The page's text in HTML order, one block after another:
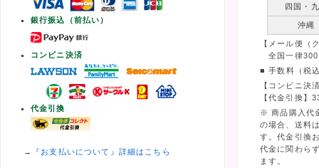
銀行振込（前払い）
コンビニ決済
代金引換
→ 『お支払いについて』詳細はこちら
四国・
沖縄
【メール便（
全国一律300
■ 手数料（税
【コンビニ決
【代金引換】
※ 商品購入代
の場合、送料
す。代金引換
代金に関わら
ます。